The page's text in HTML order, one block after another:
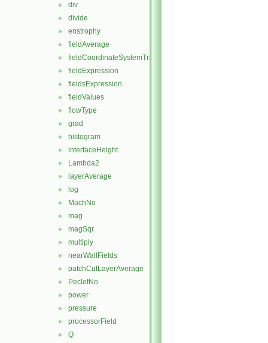
► div
► divide
► enstrophy
► fieldAverage
► fieldCoordinateSystemTransform
► fieldExpression
► fieldsExpression
► fieldValues
► flowType
► grad
► histogram
► interfaceHeight
► Lambda2
► layerAverage
► log
► MachNo
► mag
► magSqr
► multiply
► nearWallFields
► patchCutLayerAverage
► PecletNo
► power
► pressure
► processorField
► Q